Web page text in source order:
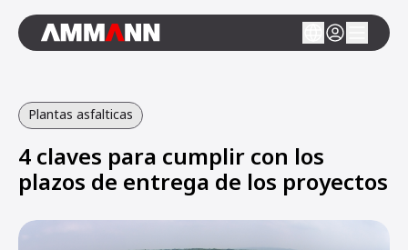
Plantas asfalticas
4 claves para cumplir con los
plazos de entrega de los proyectos